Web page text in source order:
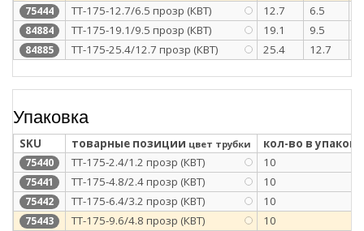
75444 ТТ-175-12.7/6.5 прозр (КВТ) 12.7 6.5
84884 ТТ-175-19.1/9.5 прозр (КВТ) 19.1 9.5
84885 ТТ-175-25.4/12.7 прозр (КВТ) 25.4 12.7
Упаковка
SKU товарные позиции цвет трубки кол-во в
75440 ТТ-175-2.4/1.2 прозр (КВТ) 10
75441 ТТ-175-4.8/2.4 прозр (КВТ) 10
75442 ТТ-175-6.4/3.2 прозр (КВТ) 10
75443 ТТ-175-9.6/4.8 прозр (КВТ) 10